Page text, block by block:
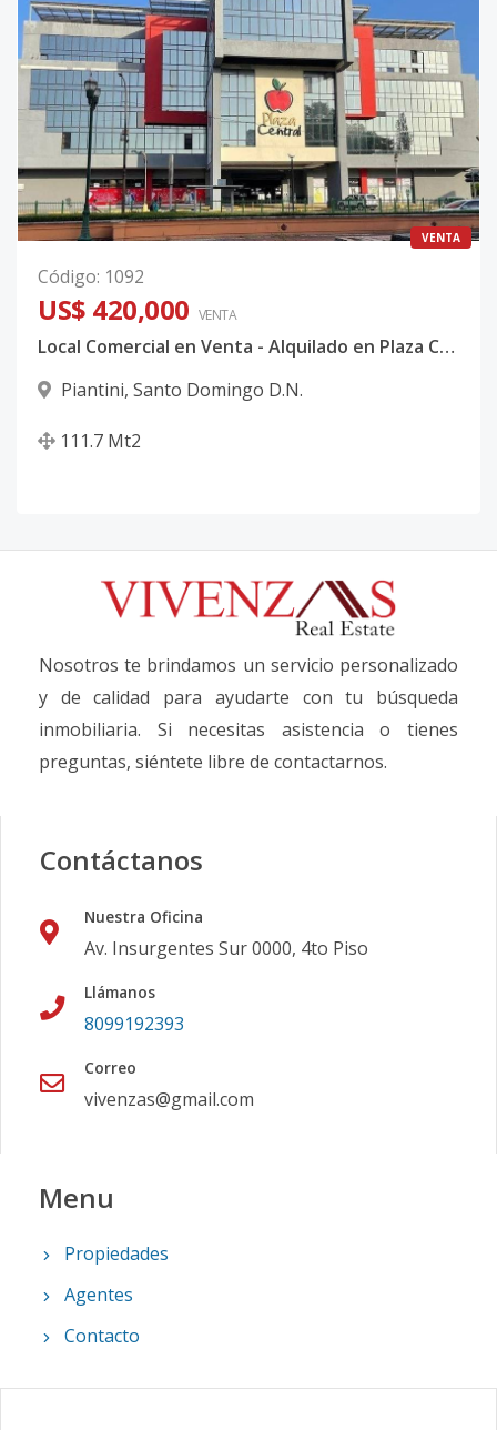
VENTA
Código: 1092
US$ 420,000 VENTA
Local Comercial en Venta - Alquilado en Plaza Central en Piantini
Piantini, Santo Domingo D.N.
111.7 Mt2
Nosotros te brindamos un servicio personalizado
y de calidad para ayudarte con tu búsqueda
inmobiliaria. Si necesitas asistencia o tienes
preguntas, siéntete libre de contactarnos.
Contáctanos
Nuestra Oficina
Av. Insurgentes Sur 0000, 4to Piso
Llámanos
8099192393
Correo
vivenzas@gmail.com
Menu
Propiedades
Agentes
Contacto